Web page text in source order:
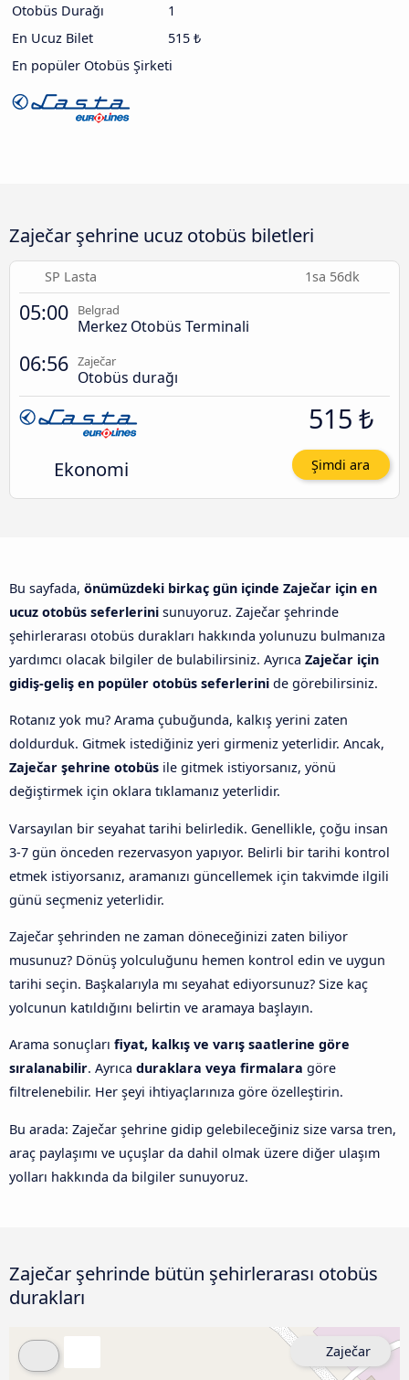
Otobüs Durağı
1
En Ucuz Bilet
515 ₺
En popüler Otobüs Şirketi
Zaječar şehrine ucuz otobüs biletleri
SP Lasta 1sa 56dk
05:00 Belgrad
Merkez Otobüs Terminali
06:56 Zaječar
Otobüs durağı
Ekonomi
515 ₺
Şimdi ara
Bu sayfada, önümüzdeki birkaç gün içinde Zaječar için en
ucuz otobüs seferlerini sunuyoruz. Zaječar şehrinde
şehirlerarası otobüs durakları hakkında yolunuzu bulmanıza
yardımcı olacak bilgiler de bulabilirsiniz. Ayrıca Zaječar için
gidiş-geliş en popüler otobüs seferlerini de görebilirsiniz.
Rotanız yok mu? Arama çubuğunda, kalkış yerini zaten
doldurduk. Gitmek istediğiniz yeri girmeniz yeterlidir. Ancak,
Zaječar şehrine otobüs ile gitmek istiyorsanız, yönü
değiştirmek için oklara tıklamanız yeterlidir.
Varsayılan bir seyahat tarihi belirledik. Genellikle, çoğu insan
3-7 gün önceden rezervasyon yapıyor. Belirli bir tarihi kontrol
etmek istiyorsanız, aramanızı güncellemek için takvimde ilgili
günü seçmeniz yeterlidir.
Zaječar şehrinden ne zaman döneceğinizi zaten biliyor
musunuz? Dönüş yolculuğunu hemen kontrol edin ve uygun
tarihi seçin. Başkalarıyla mı seyahat ediyorsunuz? Size kaç
yolcunun katıldığını belirtin ve aramaya başlayın.
Arama sonuçları fiyat, kalkış ve varış saatlerine göre
sıralanabilir. Ayrıca duraklara veya firmalara göre
filtrelenebilir. Her şeyi ihtiyaçlarınıza göre özelleştirin.
Bu arada: Zaječar şehrine gidip gelebileceğiniz size varsa tren,
araç paylaşımı ve uçuşlar da dahil olmak üzere diğer ulaşım
yolları hakkında da bilgiler sunuyoruz.
Zaječar şehrinde bütün şehirlerarası otobüs
durakları
Zaječar